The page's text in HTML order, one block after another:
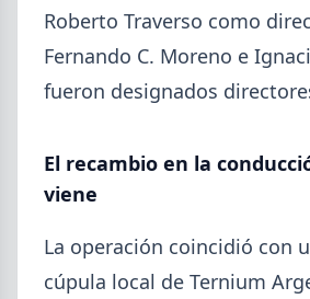
ACERO
Producción Mundial de
Junio 2026
Roberto Traverso como
Fernando C. Moreno e
fueron designados
El recambio en la
viene
La operación coincidió con
cúpula local de Ternium